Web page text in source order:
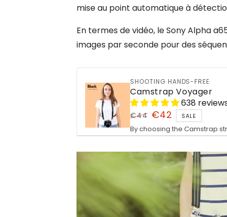
mise au point automatique à
En termes de vidéo, le Sony Alpha
images par seconde pour des
SHOOTING HANDS-FREE
Camstrap Voyager
638
Regular
€44
Sale
€42 SALE
By choosing the Camstrap